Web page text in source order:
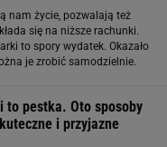
nam życie, pozwalają też
się na niższe rachunki.
to spory wydatek. Okazało
je zrobić samodzielnie.
to pestka. Oto sposoby
i przyjazne